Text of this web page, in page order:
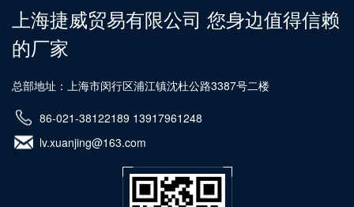
上海捷威贸易有限公司 您身边值得信赖
的厂家
总部地址：上海市闵行区浦江镇沈杜公路3387号二楼
86-021-38122189 13917961248
lv.xuanjing@163.com